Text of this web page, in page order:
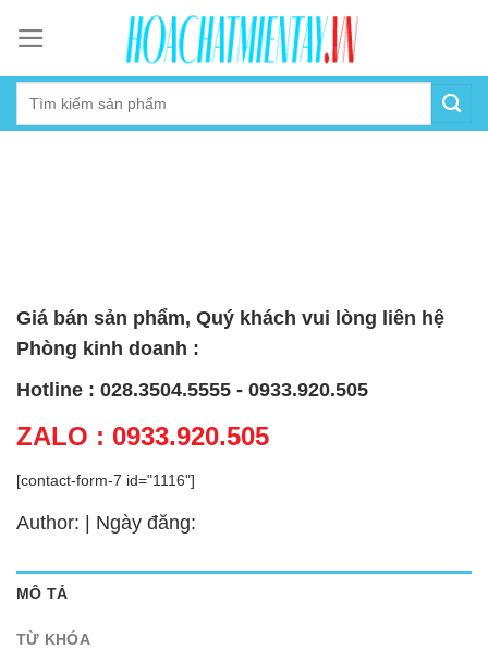
content
Giá bán sản phẩm, Quý khách vui lòng liên hệ
Phòng kinh doanh :
Hotline : 028.3504.5555 - 0933.920.505
ZALO : 0933.920.505
[contact-form-7 id="1116"]
Author: | Ngày đăng:
MÔ TẢ
TỪ KHÓA